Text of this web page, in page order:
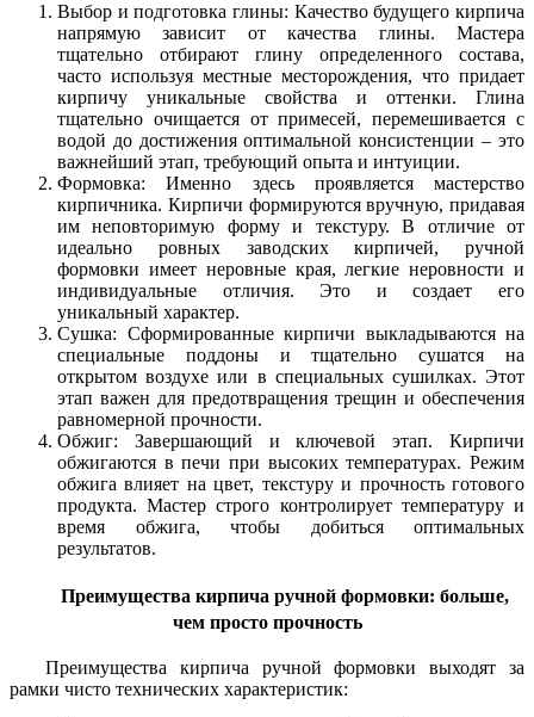
Выбор и подготовка глины: Качество будущего кирпича
напрямую зависит от качества глины. Мастера
тщательно отбирают глину определенного состава,
часто используя местные месторождения, что придает
кирпичу уникальные свойства и оттенки. Глина
тщательно очищается от примесей, перемешивается с
водой до достижения оптимальной консистенции – это
важнейший этап, требующий опыта и интуиции.
Формовка: Именно здесь проявляется мастерство
кирпичника. Кирпичи формируются вручную, придавая
им неповторимую форму и текстуру. В отличие от
идеально ровных заводских кирпичей, ручной
формовки имеет неровные края, легкие неровности и
индивидуальные отличия. Это и создает его
уникальный характер.
Сушка: Сформированные кирпичи выкладываются на
специальные поддоны и тщательно сушатся на
открытом воздухе или в специальных сушилках. Этот
этап важен для предотвращения трещин и обеспечения
равномерной прочности.
Обжиг: Завершающий и ключевой этап. Кирпичи
обжигаются в печи при высоких температурах. Режим
обжига влияет на цвет, текстуру и прочность готового
продукта. Мастер строго контролирует температуру и
время обжига, чтобы добиться оптимальных
результатов.
Преимущества кирпича ручной формовки: больше,
чем просто прочность
Преимущества кирпича ручной формовки выходят за
рамки чисто технических характеристик: